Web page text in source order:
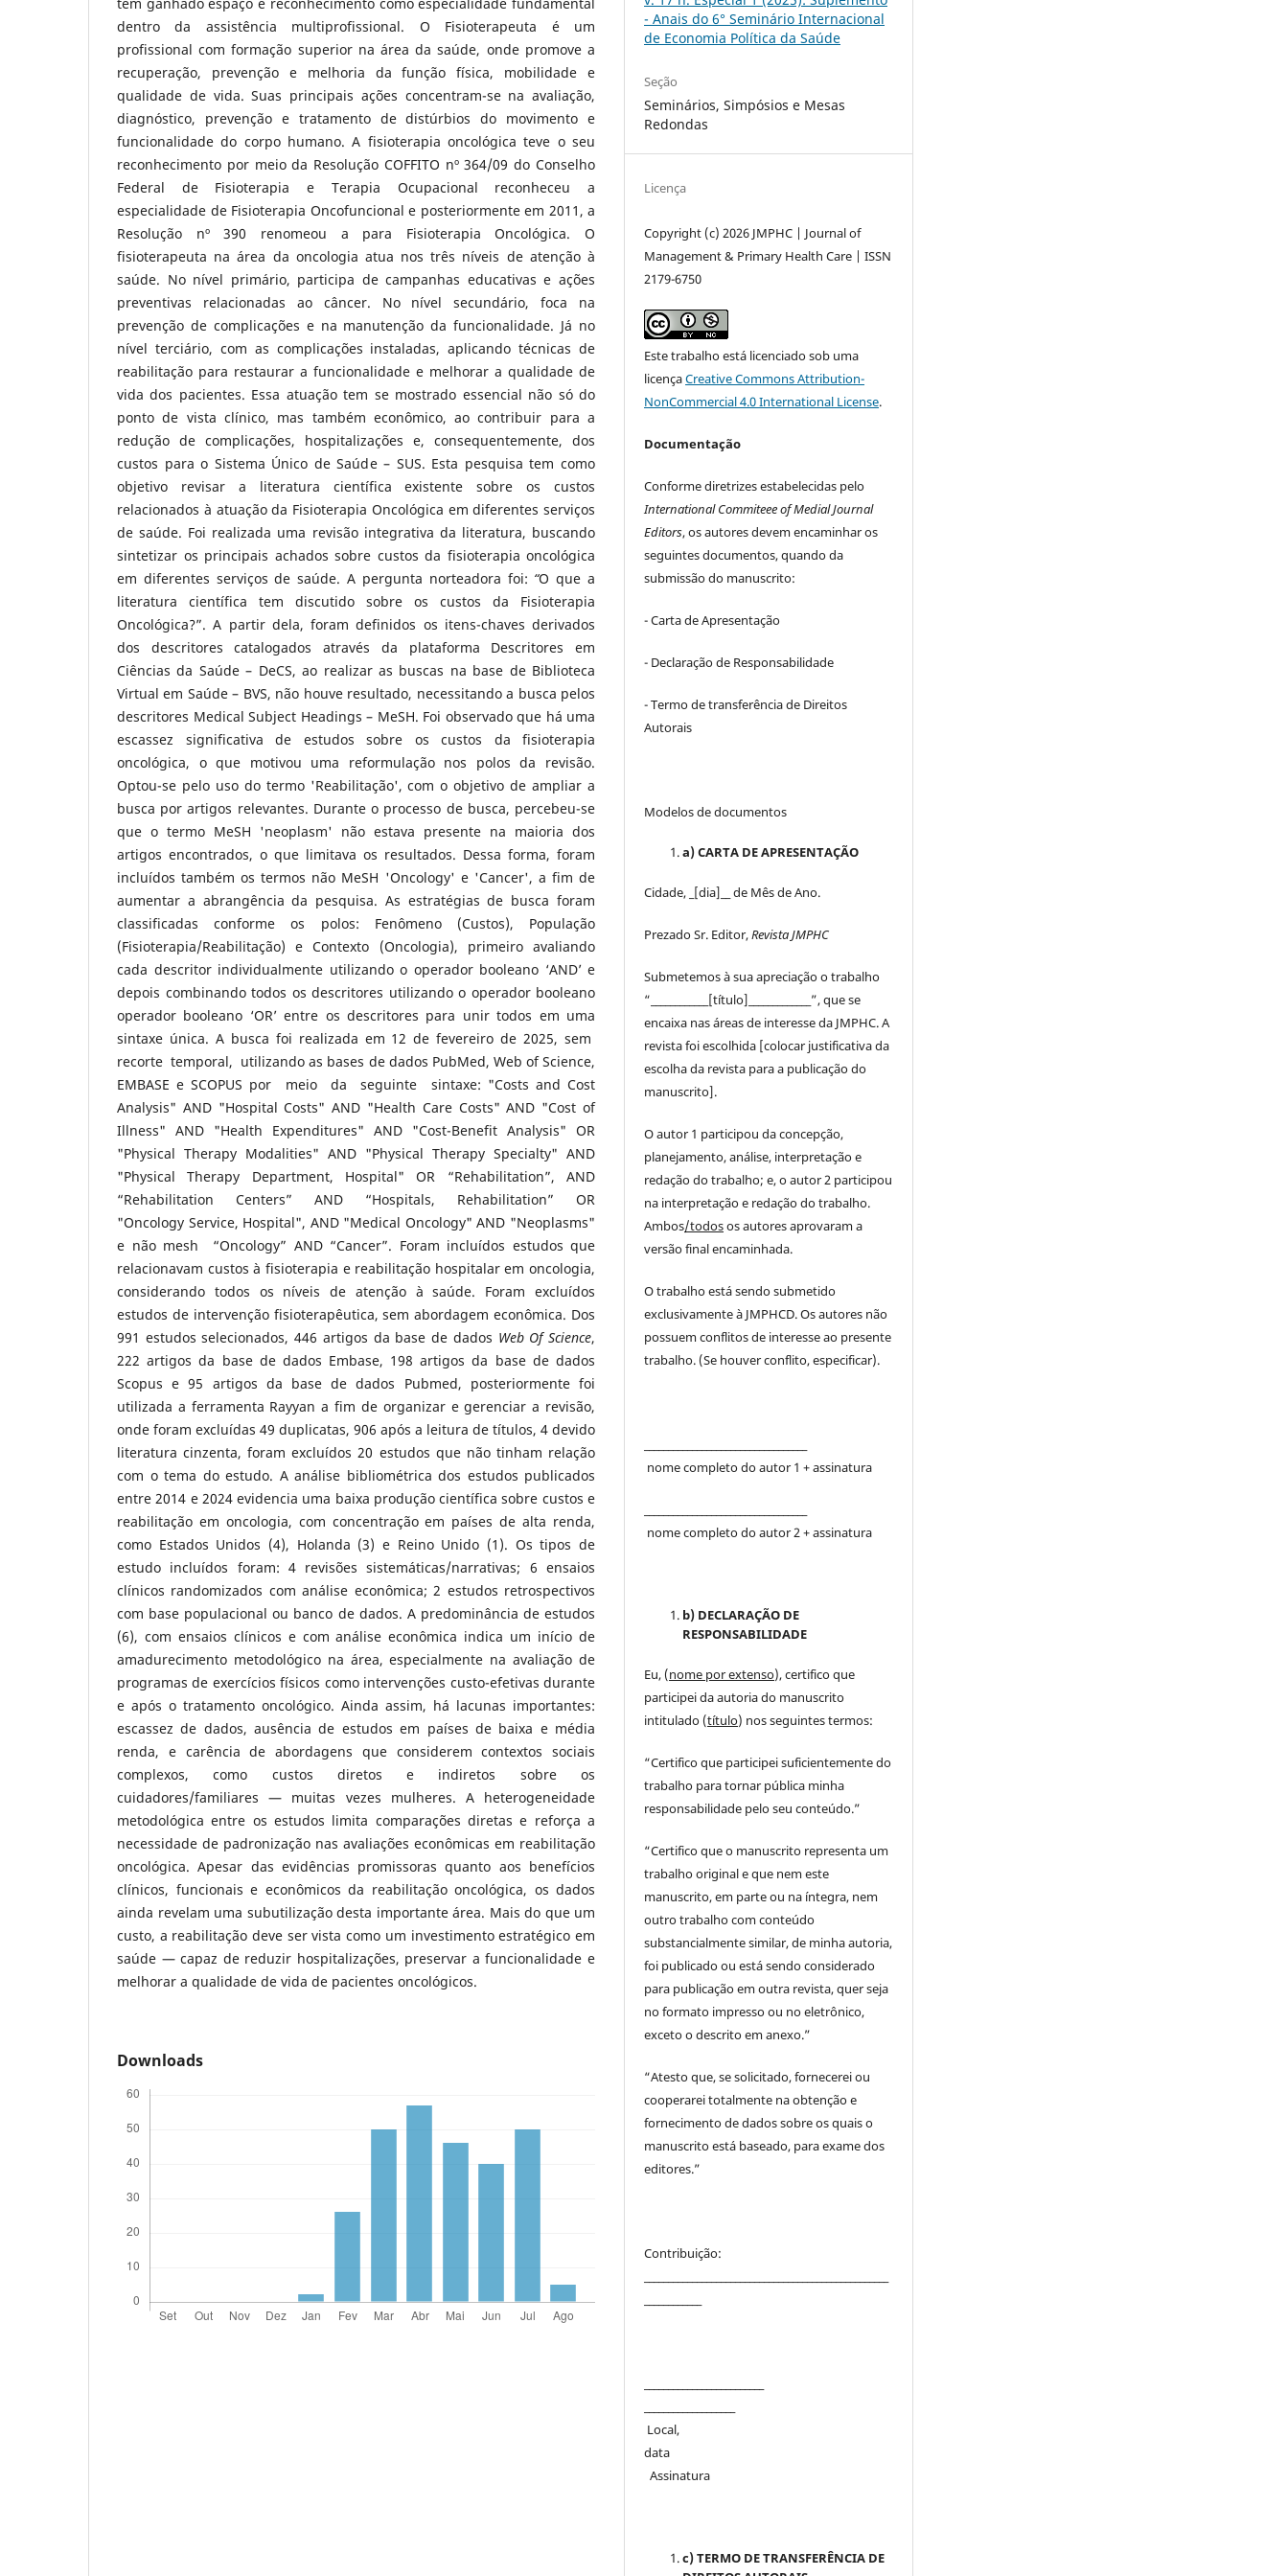
dentro da assistência multiprofissional. O Fisioterapeuta é um
profissional com formação superior na área da saúde, onde promove a
recuperação, prevenção e melhoria da função física, mobilidade e
qualidade de vida. Suas principais ações concentram-se na avaliação,
diagnóstico, prevenção e tratamento de distúrbios do movimento e
funcionalidade do corpo humano. A fisioterapia oncológica teve o seu
reconhecimento por meio da Resolução COFFITO nº 364/09 do Conselho
Federal de Fisioterapia e Terapia Ocupacional reconheceu a
especialidade de Fisioterapia Oncofuncional e posteriormente em 2011, a
Resolução nº 390 renomeou a para Fisioterapia Oncológica. O
fisioterapeuta na área da oncologia atua nos três níveis de atenção à
saúde. No nível primário, participa de campanhas educativas e ações
preventivas relacionadas ao câncer. No nível secundário, foca na
prevenção de complicações e na manutenção da funcionalidade. Já no
nível terciário, com as complicações instaladas, aplicando técnicas de
reabilitação para restaurar a funcionalidade e melhorar a qualidade de
vida dos pacientes. Essa atuação tem se mostrado essencial não só do
ponto de vista clínico, mas também econômico, ao contribuir para a
redução de complicações, hospitalizações e, consequentemente, dos
custos para o Sistema Único de Saúde – SUS. Esta pesquisa tem como
objetivo revisar a literatura científica existente sobre os custos
relacionados à atuação da Fisioterapia Oncológica em diferentes serviços
de saúde. Foi realizada uma revisão integrativa da literatura, buscando
sintetizar os principais achados sobre custos da fisioterapia oncológica
em diferentes serviços de saúde. A pergunta norteadora foi: “O que a
literatura científica tem discutido sobre os custos da Fisioterapia
Oncológica?”. A partir dela, foram definidos os itens-chaves derivados
dos descritores catalogados através da plataforma Descritores em
Ciências da Saúde – DeCS, ao realizar as buscas na base de Biblioteca
Virtual em Saúde – BVS, não houve resultado, necessitando a busca pelos
descritores Medical Subject Headings – MeSH. Foi observado que há uma
escassez significativa de estudos sobre os custos da fisioterapia
oncológica, o que motivou uma reformulação nos polos da revisão.
Optou-se pelo uso do termo 'Reabilitação', com o objetivo de ampliar a
busca por artigos relevantes. Durante o processo de busca, percebeu-se
que o termo MeSH 'neoplasm' não estava presente na maioria dos
artigos encontrados, o que limitava os resultados. Dessa forma, foram
incluídos também os termos não MeSH 'Oncology' e 'Cancer', a fim de
aumentar a abrangência da pesquisa. As estratégias de busca foram
classificadas conforme os polos: Fenômeno (Custos), População
(Fisioterapia/Reabilitação) e Contexto (Oncologia), primeiro avaliando
cada descritor individualmente utilizando o operador booleano ‘AND’ e
depois combinando todos os descritores utilizando o operador booleano
operador booleano ‘OR’ entre os descritores para unir todos em uma
sintaxe única. A busca foi realizada em 12 de fevereiro de 2025, sem
recorte temporal, utilizando as bases de dados PubMed, Web of Science,
EMBASE e SCOPUS por meio da seguinte sintaxe: "Costs and Cost
Analysis" AND "Hospital Costs" AND "Health Care Costs" AND "Cost of
Illness" AND "Health Expenditures" AND "Cost-Benefit Analysis" OR
"Physical Therapy Modalities" AND "Physical Therapy Specialty" AND
"Physical Therapy Department, Hospital" OR “Rehabilitation”, AND
“Rehabilitation Centers” AND “Hospitals, Rehabilitation” OR
"Oncology Service, Hospital", AND "Medical Oncology" AND "Neoplasms"
e não mesh “Oncology” AND “Cancer”. Foram incluídos estudos que
relacionavam custos à fisioterapia e reabilitação hospitalar em oncologia,
considerando todos os níveis de atenção à saúde. Foram excluídos
estudos de intervenção fisioterapêutica, sem abordagem econômica. Dos
991 estudos selecionados, 446 artigos da base de dados Web Of Science,
222 artigos da base de dados Embase, 198 artigos da base de dados
Scopus e 95 artigos da base de dados Pubmed, posteriormente foi
utilizada a ferramenta Rayyan a fim de organizar e gerenciar a revisão,
onde foram excluídas 49 duplicatas, 906 após a leitura de títulos, 4 devido
literatura cinzenta, foram excluídos 20 estudos que não tinham relação
com o tema do estudo. A análise bibliométrica dos estudos publicados
entre 2014 e 2024 evidencia uma baixa produção científica sobre custos e
reabilitação em oncologia, com concentração em países de alta renda,
como Estados Unidos (4), Holanda (3) e Reino Unido (1). Os tipos de
estudo incluídos foram: 4 revisões sistemáticas/narrativas; 6 ensaios
clínicos randomizados com análise econômica; 2 estudos retrospectivos
com base populacional ou banco de dados. A predominância de estudos
(6), com ensaios clínicos e com análise econômica indica um início de
amadurecimento metodológico na área, especialmente na avaliação de
programas de exercícios físicos como intervenções custo-efetivas durante
e após o tratamento oncológico. Ainda assim, há lacunas importantes:
escassez de dados, ausência de estudos em países de baixa e média
renda, e carência de abordagens que considerem contextos sociais
complexos, como custos diretos e indiretos sobre os
cuidadores/familiares — muitas vezes mulheres. A heterogeneidade
metodológica entre os estudos limita comparações diretas e reforça a
necessidade de padronização nas avaliações econômicas em reabilitação
oncológica. Apesar das evidências promissoras quanto aos benefícios
clínicos, funcionais e econômicos da reabilitação oncológica, os dados
ainda revelam uma subutilização desta importante área. Mais do que um
custo, a reabilitação deve ser vista como um investimento estratégico em
saúde — capaz de reduzir hospitalizações, preservar a funcionalidade e
melhorar a qualidade de vida de pacientes oncológicos.
Downloads
- Anais do 6° Seminário Internacional
de Economia Política da Saúde
Seção
Seminários, Simpósios e Mesas
Redondas
Licença
Copyright (c) 2026 JMPHC | Journal of
Management & Primary Health Care | ISSN
2179-6750
Este trabalho está licenciado sob uma
licençaCreative Commons Attribution-
NonCommercial 4.0 International License.
Documentação
Conforme diretrizes estabelecidas pelo
International Commiteee of Medial Journal
Editors, os autores devem encaminhar os
seguintes documentos, quando da
submissão do manuscrito:
- Carta de Apresentação
- Declaração de Responsabilidade
- Termo de transferência de Direitos
Autorais
Modelos de documentos
a) CARTA DE APRESENTAÇÃO
Cidade, _[dia]__ de Mês de Ano.
Prezado Sr. Editor,Revista JMPHC
Submetemos à sua apreciação o trabalho
“____________[título]_____________”, que se
encaixa nas áreas de interesse da JMPHC. A
revista foi escolhida [colocar justificativa da
escolha da revista para a publicação do
manuscrito].
O autor 1 participou da concepção,
planejamento, análise, interpretação e
redação do trabalho; e, o autor 2 participou
na interpretação e redação do trabalho.
Ambos/todosos autores aprovaram a
versão final encaminhada.
O trabalho está sendo submetido
exclusivamente à JMPHCD. Os autores não
possuem conflitos de interesse ao presente
trabalho. (Se houver conflito, especificar).
nome completo do autor 1 + assinatura
nome completo do autor 2 + assinatura
b) DECLARAÇÃO DE
RESPONSABILIDADE
Eu, (nome por extenso), certifico que
participei da autoria do manuscrito
intitulado (título) nos seguintes termos:
“Certifico que participei suficientemente do
trabalho para tornar pública minha
responsabilidade pelo seu conteúdo.”
“Certifico que o manuscrito representa um
trabalho original e que nem este
manuscrito, em parte ou na íntegra, nem
outro trabalho com conteúdo
substancialmente similar, de minha autoria,
foi publicado ou está sendo considerado
para publicação em outra revista, quer seja
no formato impresso ou no eletrônico,
exceto o descrito em anexo.”
“Atesto que, se solicitado, fornecerei ou
cooperarei totalmente na obtenção e
fornecimento de dados sobre os quais o
manuscrito está baseado, para exame dos
editores.”
Contribuição:
Local,
data
Assinatura
c) TERMO DE TRANSFERÊNCIA DE